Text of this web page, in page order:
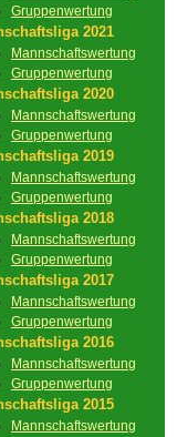
Gruppenwertung
2021
Mannschaftswertung
Gruppenwertung
2020
Mannschaftswertung
Gruppenwertung
2019
Mannschaftswertung
Gruppenwertung
2018
Mannschaftswertung
Gruppenwertung
2017
Mannschaftswertung
Gruppenwertung
2016
Mannschaftswertung
Gruppenwertung
2015
Mannschaftswertung